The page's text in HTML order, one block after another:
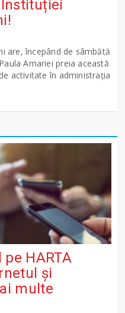
are, începând de sâmbătă
Amariei preia această
activitate în administrația
HARTA
și
multe